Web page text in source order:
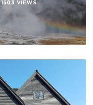
1503 VIEWS